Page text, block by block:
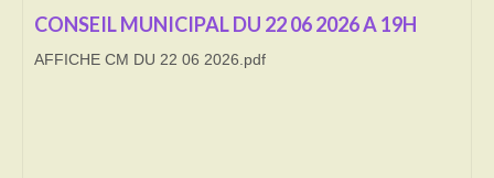
Cimetière
CONSEIL MUNICIPAL DU 22 06 2026 A 19H
AFFICHE CM DU 22 06 2026.pdf